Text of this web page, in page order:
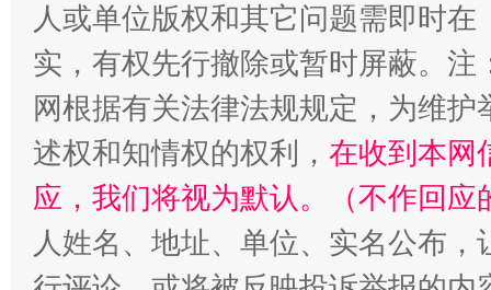
漫山遍野的桃花与雪山、麦地、白藏房 除
人或单位版权和其它问题需即时在
实，有权先行撤除或暂时屏蔽。
网根据有关法律法规规定，为维
述权和知情权的权利， 在收到本网
应，我们将视为默认。（不作回应
人姓名、地址、单位、实名公布